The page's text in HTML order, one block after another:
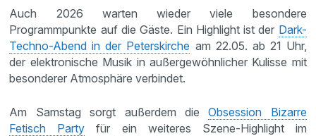
Auch 2026 warten wieder viele besondere
Programmpunkte auf die Gäste. Ein Highlight ist der Dark-
Techno-Abend in der Peterskirche am 22.05. ab 21 Uhr,
der elektronische Musik in außergewöhnlicher Kulisse mit
besonderer Atmosphäre verbindet.
Am Samstag sorgt außerdem dieObsession Bizarre
Fetisch Party für ein weiteres Szene-Highlight im